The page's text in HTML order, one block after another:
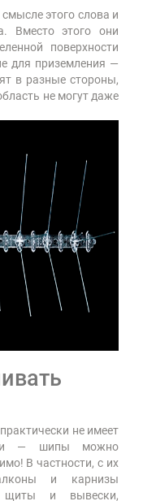
этого слова и
Вместо этого они
поверхности
для приземления —
в разные стороны,
не могут даже
не имеет
— шипы можно
В частности, с их
и карнизы
щиты и вывески,